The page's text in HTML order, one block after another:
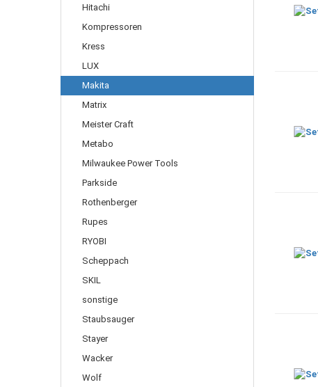
Hitachi
Kompressoren
Kress
LUX
Makita
Matrix
Meister Craft
Metabo
Milwaukee Power Tools
Parkside
Rothenberger
Rupes
RYOBI
Scheppach
SKIL
sonstige
Staubsauger
Stayer
Wacker
Wolf